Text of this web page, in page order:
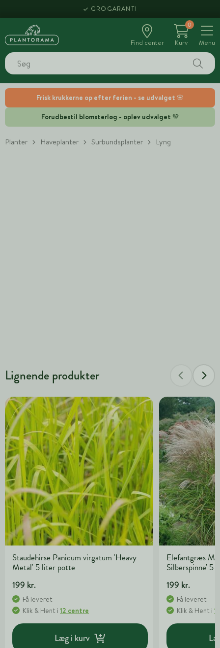
Frisk krukkerne op efter ferien - se udvalget 🌸
Forudbestil blomsterløg - oplev udvalget 💚
GROGARANTI
Find center
0
Kurv
Menu
Planter Haveplanter Surbundsplanter Lyng
Lignende produkter
Staudehirse Panicum virgatum 'Heavy
Metal' 5 liter potte
199 kr.
Få leveret
Klik & Hent i 12 centre
Læg i kurv
Elefantgræs
Silberspinne' 5
199 kr.
Få leveret
Klik & Hent i